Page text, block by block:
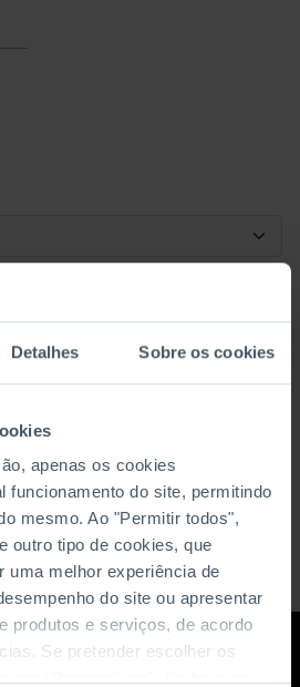
Detalhes Sobre os cookies
apenas os cookies
funcionamento do site, permitindo
mesmo. Ao "Permitir todos",
outro tipo de cookies, que
uma melhor experiência de
do site ou apresentar
produtos e serviços, de acordo
Se pretender escolher os